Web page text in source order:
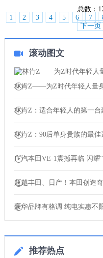
总数：
1
2 3 4 5 6 7
下一页
滚动图文
林肯Z——为Z时代年轻人量
林肯Z：适合年轻人的第一台
林肯Z：90后单身贵族的最佳
广汽本田VE-1震撼再临 闪耀
超越丰田、日产！本田创造
豪华品牌有格调 纯电实惠不
推荐热点